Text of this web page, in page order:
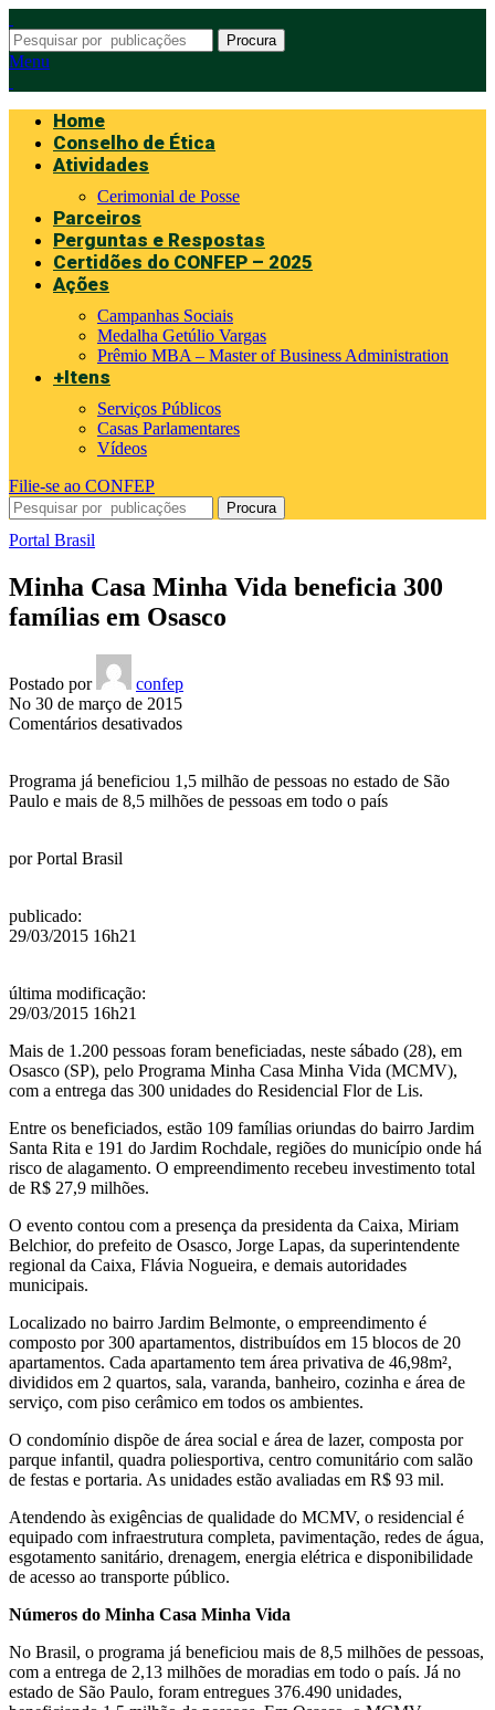
Procura
Menu
Home
Conselho de Ética
Atividades
Cerimonial de Posse
Parceiros
Perguntas e Respostas
Certidões do CONFEP – 2025
Ações
Campanhas Sociais
Medalha Getúlio Vargas
Prêmio MBA – Master of Business Administration
+Itens
Serviços Públicos
Casas Parlamentares
Vídeos
Filie-se ao CONFEP
Procura
Portal Brasil
Minha Casa Minha Vida beneficia 300
famílias em Osasco
Postado por
confep
No 30 de março de 2015
Comentários desativadosem
Minha
Vida
Programa já beneficiou 1,5 milhão de pessoas no estado de São
Paulo e mais de 8,5 milhões de pessoas em todo o país
porPortal Brasil
publicado:
29/03/2015 16h21
última modificação:
29/03/2015 16h21
Mais de 1.200 pessoas foram beneficiadas, neste sábado (28), em
Osasco (SP), pelo Programa Minha Casa Minha Vida (MCMV),
com a entrega das 300 unidades do Residencial Flor de Lis.
Entre os beneficiados, estão 109 famílias oriundas do bairro Jardim
Santa Rita e 191 do Jardim Rochdale, regiões do município onde há
risco de alagamento. O empreendimento recebeu investimento total
de R$ 27,9 milhões.
O evento contou com a presença da presidenta da Caixa, Miriam
Belchior, do prefeito de Osasco, Jorge Lapas, da superintendente
regional da Caixa, Flávia Nogueira, e demais autoridades
municipais.
Localizado no bairro Jardim Belmonte, o empreendimento é
composto por 300 apartamentos, distribuídos em 15 blocos de 20
apartamentos. Cada apartamento tem área privativa de 46,98m²,
divididos em 2 quartos, sala, varanda, banheiro, cozinha e área de
serviço, com piso cerâmico em todos os ambientes.
O condomínio dispõe de área social e área de lazer, composta por
parque infantil, quadra poliesportiva, centro comunitário com salão
de festas e portaria. As unidades estão avaliadas em R$ 93 mil.
Atendendo às exigências de qualidade do MCMV, o residencial é
equipado com infraestrutura completa, pavimentação, redes de água,
esgotamento sanitário, drenagem, energia elétrica e disponibilidade
de acesso ao transporte público.
Números do Minha Casa Minha Vida
No Brasil, o programa já beneficiou mais de 8,5 milhões de pessoas,
com a entrega de 2,13 milhões de moradias em todo o país. Já no
estado de São Paulo, foram entregues 376.490 unidades,